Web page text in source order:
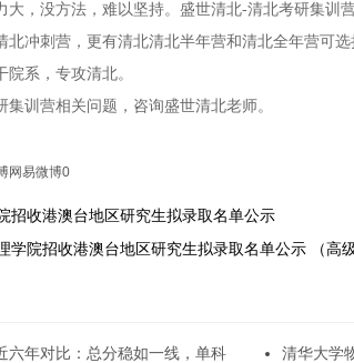
，没方法，难以坚持。盛世清北-清北考研集训
北冲刺营，更有清北清北半年营和清北全年营可
系，专攻清北。
训营相关问题，咨询盛世清北老师。
网易微博0
招收港澳台地区研究生拟录取名单公示
院招收港澳台地区研究生拟录取名单公示 （高
六年对比：总分稳如一线，单科
清华大学